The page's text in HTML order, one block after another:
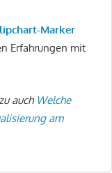
Marker
Erfahrungen mit
auch Welche
am